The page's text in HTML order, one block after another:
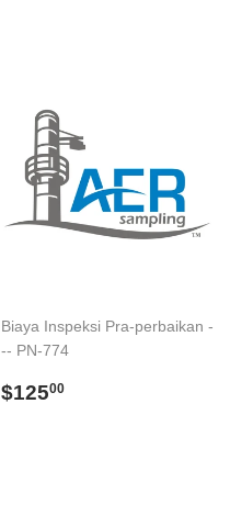
Biaya Inspeksi Pra-perbaikan -
-- PN-774
Regular
$12500